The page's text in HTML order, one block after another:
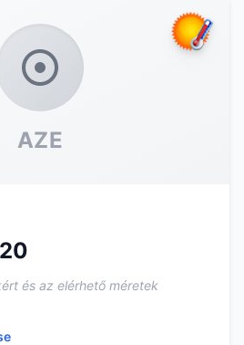
AZE
és az elérhető méretek